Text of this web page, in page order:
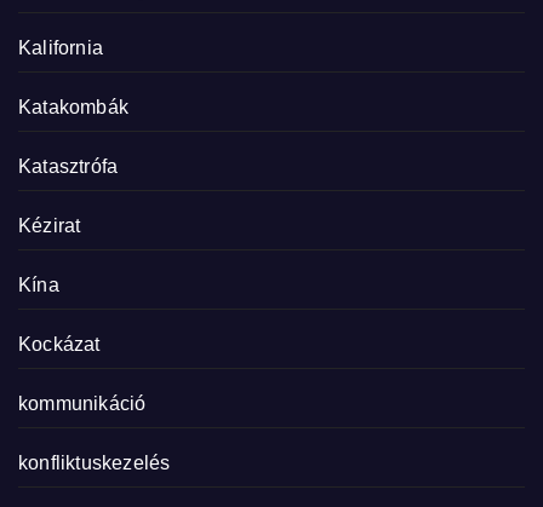
Kalifornia
Katakombák
Katasztrófa
Kézirat
Kína
Kockázat
kommunikáció
konfliktuskezelés